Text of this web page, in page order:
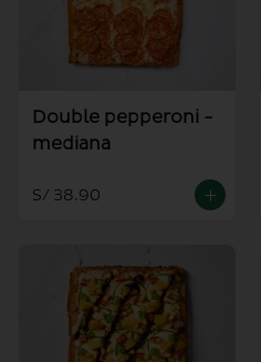
Double pepperoni -
mediana
S/ 38.90